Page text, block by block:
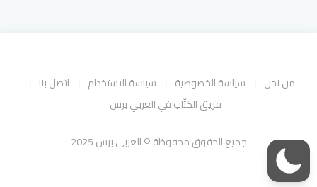
من نحن سياسة الخصوصية سياسة الاستخدام
اتصل بنا
فريق الكتّاب في العربي برس
جميع الحقوق محفوظة © العربي برس 2025